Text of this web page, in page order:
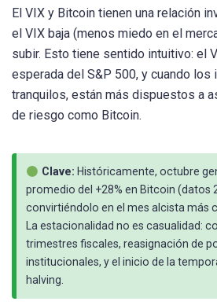
El VIX y Bitcoin tienen una relación
el VIX baja (menos miedo en el
subir. Esto tiene sentido intuitivo: el
esperada del S&P 500, y cuando los
tranquilos, están más dispuestos a
de riesgo como Bitcoin.
Clave: Históricamente, octubre
promedio del +28% en Bitcoin (datos
convirtiéndolo en el mes alcista más
La estacionalidad no es casualidad:
trimestres fiscales, reasignación de
institucionales, y el inicio de la
halving.